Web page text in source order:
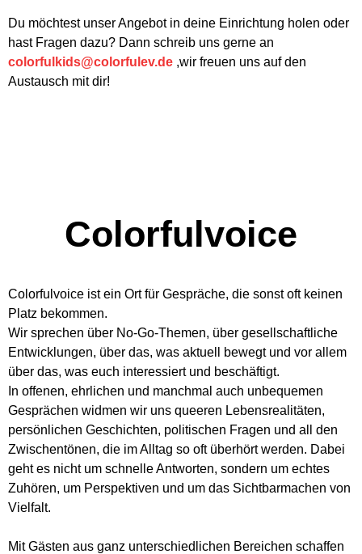
Du möchtest unser Angebot in deine Einrichtung holen oder
hast Fragen dazu? Dann schreib uns gerne an
colorfulkids@colorfulev.de ,wir freuen uns auf den
Austausch mit dir!
Colorfulvoice
Colorfulvoice ist ein Ort für Gespräche, die sonst oft keinen
Platz bekommen.
Wir sprechen über No-Go-Themen, über gesellschaftliche
Entwicklungen, über das, was aktuell bewegt und vor allem
über das, was euch interessiert und beschäftigt.
In offenen, ehrlichen und manchmal auch unbequemen
Gesprächen widmen wir uns queeren Lebensrealitäten,
persönlichen Geschichten, politischen Fragen und all den
Zwischentönen, die im Alltag so oft überhört werden. Dabei
geht es nicht um schnelle Antworten, sondern um echtes
Zuhören, um Perspektiven und um das Sichtbarmachen von
Vielfalt.
Mit Gästen aus ganz unterschiedlichen Bereichen schaffen